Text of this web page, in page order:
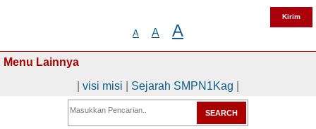
A A A
Menu Lainnya
visi misi Sejarah SMPN1Kag